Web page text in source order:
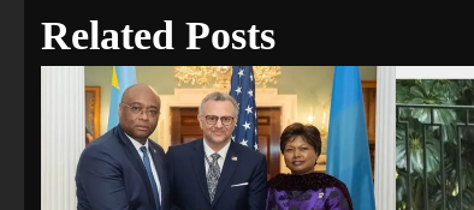
Related Posts